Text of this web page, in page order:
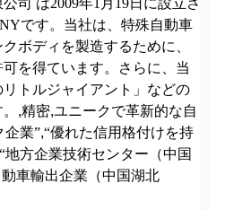
司 は2009年1月19日に設立さ
です。当社は、特殊自動車
ボディを製造するために、
を得ています。さらに、当
トルジャイアント」などの
,精密,ユニークで革新的な自
企業”,“優れた信用格付けを持
“地方企業技術センター（中国
車輸出企業（中国湖北